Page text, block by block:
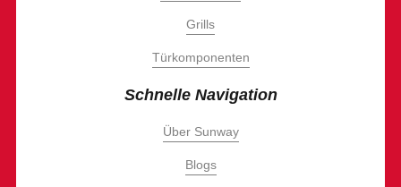
Grills
Türkomponenten
Schnelle Navigation
Über Sunway
Blogs